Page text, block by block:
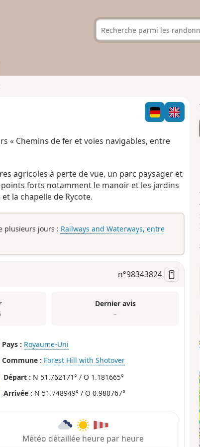
« Chemins de fer et voies navigables, entre
agricoles à perte de vue, un parc paysager et
forts notamment le manoir et les jardins
la chapelle de Rycote.
plusieurs jours : Railways and Waterways, entre
n°98343824
Dernier avis
–
Pays : Royaume-Uni
Commune : Forest Hill with Shotover
Départ : N 51.762171° / O 1.181665°
Arrivée : N 51.748949° / O 0.980767°
Météo détaillée heure par heure